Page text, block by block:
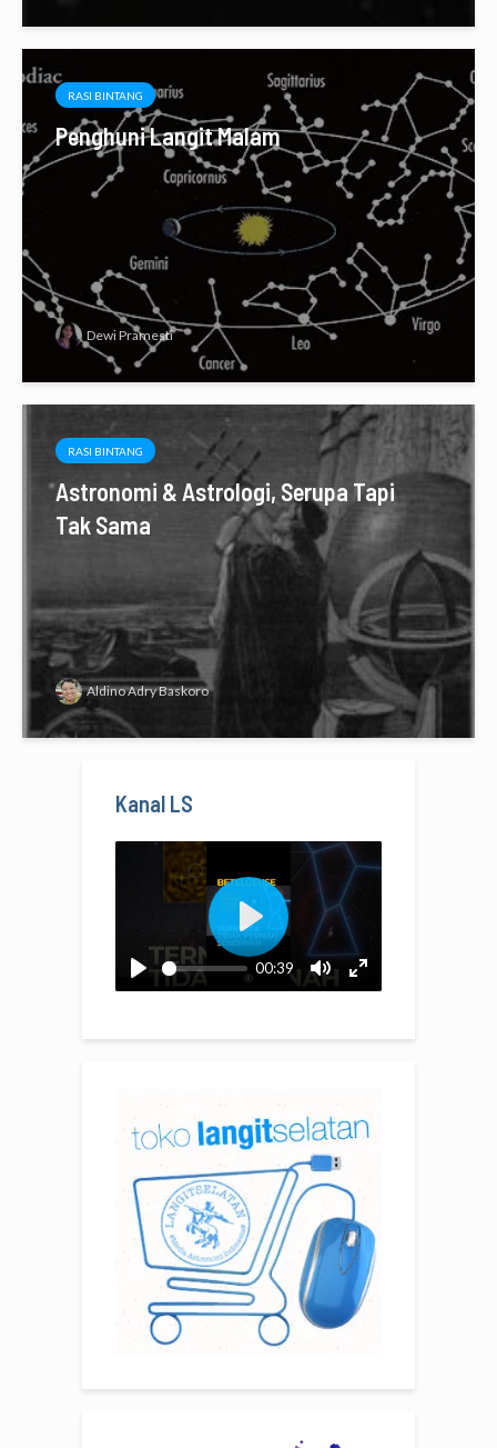
RASI BINTANG
Penghuni Langit Malam
Dewi Pramesti
RASI BINTANG
Astronomi & Astrologi, Serupa Tapi
Tak Sama
Aldino Adry Baskoro
Kanal LS